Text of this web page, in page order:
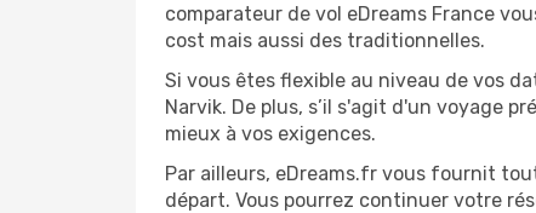
comparateur de vol eDreams France
cost mais aussi des traditionnelles.
Si vous êtes flexible au niveau de vos
Narvik. De plus, s’il s'agit d'un voyage
mieux à vos exigences.
Par ailleurs, eDreams.fr vous fournit
départ. Vous pourrez continuer votre